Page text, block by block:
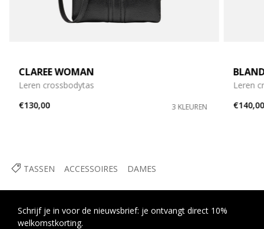
TASSEN ACCESSOIRES DAMES
CLAREE WOMAN
Leren crossbodytas
€130,00
3 KLEUREN
Leren
€140,00
Schrijf je in voor de nieuwsbrief: je ontvangt direct 10%
welkomstkorting.